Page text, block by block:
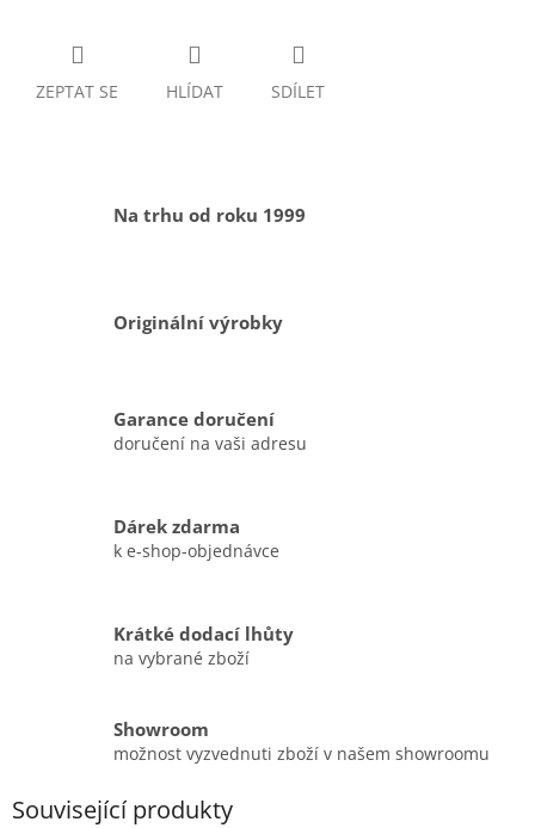
ZEPTAT SE HLÍDAT SDÍLET
Na trhu od roku 1999
Originální výrobky
Garance doručení
doručení na vaši adresu
Dárek zdarma
k e-shop-objednávce
Krátké dodací lhůty
na vybrané zboží
Showroom
možnost vyzvednuti zboží v našem showroomu
Související produkty